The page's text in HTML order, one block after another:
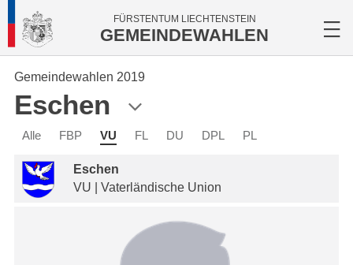
FÜRSTENTUM LIECHTENSTEIN
GEMEINDEWAHLEN
Gemeindewahlen 2019
Eschen
Alle FBP VU FL DU DPL PL
Eschen
VU | Vaterländische Union